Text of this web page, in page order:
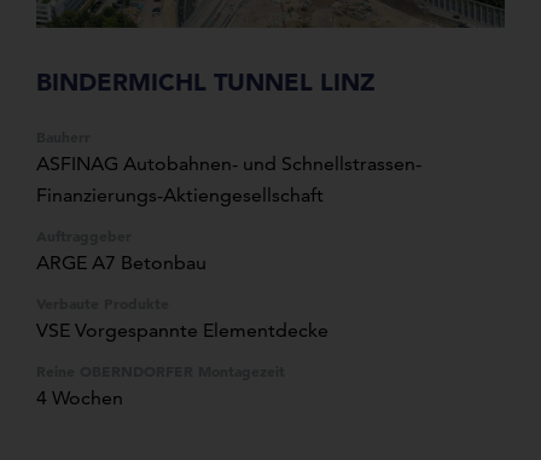
BINDERMICHL TUNNEL LINZ
ASFINAG Autobahnen- und Schnellstrassen-
Finanzierungs-Aktiengesellschaft
ARGE A7 Betonbau
VSE Vorgespannte Elementdecke
4 Wochen